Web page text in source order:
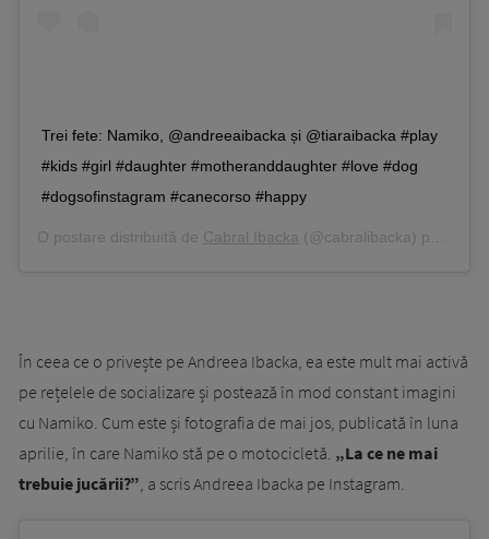
Trei fete: Namiko, @andreeaibacka și @tiaraibacka #play
#kids #girl #daughter #motheranddaughter #love #dog
#dogsofinstagram #canecorso #happy
O postare distribuită de Cabral Ibacka (@cabralibacka) pe
În ceea ce o privește pe Andreea Ibacka, ea este mult mai activă
pe rețelele de socializare și postează în mod constant imagini
cu Namiko. Cum este și fotografia de mai jos, publicată în luna
aprilie, în care Namiko stă pe o motocicletă. „La ce ne mai
trebuie jucării?” , a scris Andreea Ibacka pe Instagram.